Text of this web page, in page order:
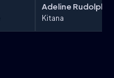
Adeline Rudolph
Kitana